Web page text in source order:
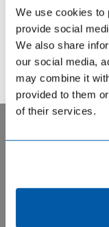
We use cookies to
provide social
We also share
our social media,
may combine it
provided to them
of their services.
Affidabilità:
prestazioni
Qualità :
marcatura
dei Sistemi
Letteratura
Pharmacol Ther
to track visitor
privacy very